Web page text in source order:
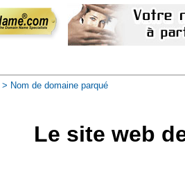
> Nom de domaine parqué
Le site web